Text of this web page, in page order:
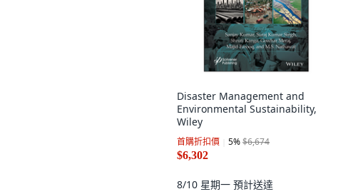
Disaster Management and
Environmental Sustainability,
Wiley
首購折扣價 5%$6,674
$6,302
8/10 星期一 預計送達